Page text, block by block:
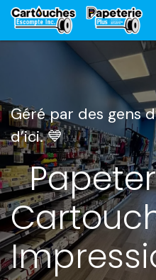
Se rendre au contenu
Géré par des gens
d’ici. 💙